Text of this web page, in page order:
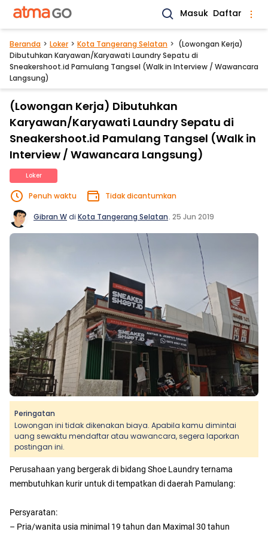
Masuk Daftar
Beranda Loker Kota Tangerang Selatan
(Lowongan Kerja)
Dibutuhkan Karyawan/Karyawati Laundry Sepatu di
Sneakershoot.id Pamulang Tangsel (Walk in Interview / Wawancara
Langsung)
(Lowongan Kerja) Dibutuhkan
Karyawan/Karyawati Laundry Sepatu di
Sneakershoot.id Pamulang Tangsel (Walk in
Interview / Wawancara Langsung)
Loker
Penuh waktu Tidak dicantumkan
Gibran Wdi Kota Tangerang Selatan. 25 Jun 2019
Peringatan
Lowongan ini tidak dikenakan biaya. Apabila kamu dimintai
uang sewaktu mendaftar atau wawancara, segera laporkan
postingan ini.
Perusahaan yang bergerak di bidang Shoe Laundry ternama
membutuhkan kurir untuk di tempatkan di daerah Pamulang:
Persyaratan:
– Pria/wanita usia minimal 19 tahun dan Maximal 30 tahun